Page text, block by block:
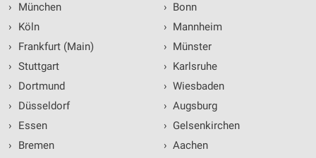
›
München
›
Köln
›
Frankfurt (Main)
› Stuttgart
›
Dortmund
›
Düsseldorf
›
Essen
›
Bremen
› Bonn
› Mannheim
› Münster
› Karlsruhe
› Wiesbaden
› Augsburg
› Gelsenkirchen
› Aachen